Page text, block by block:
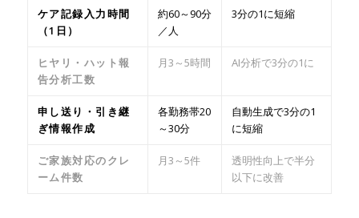
ケア記録入力時間
（1日）
約60～90分
／人
3分の1に短縮
ヒヤリ・ハット報
告分析工数
月3～5時間 AI分析で3分の1に
申し送り・引き継
ぎ情報作成
各勤務帯20
～30分
自動生成で3分の1
に短縮
ご家族対応のクレ
ーム件数
月3～5件
透明性向上で半分
以下に改善